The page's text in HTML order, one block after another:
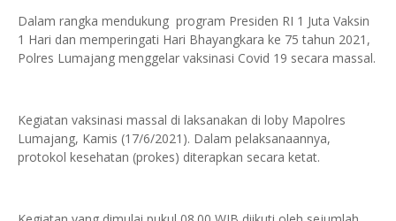
Dalam rangka mendukung program Presiden RI 1 Juta Vaksin
1 Hari dan memperingati Hari Bhayangkara ke 75 tahun 2021,
Polres Lumajang menggelar vaksinasi Covid 19 secara massal.
Kegiatan vaksinasi massal di laksanakan di loby Mapolres
Lumajang, Kamis (17/6/2021). Dalam pelaksanaannya,
protokol kesehatan (prokes) diterapkan secara ketat.